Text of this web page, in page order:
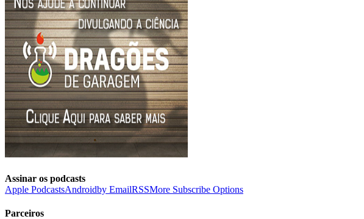
Assinar os podcasts
Apple PodcastsAndroidby EmailRSSMore Subscribe Options
Parceiros